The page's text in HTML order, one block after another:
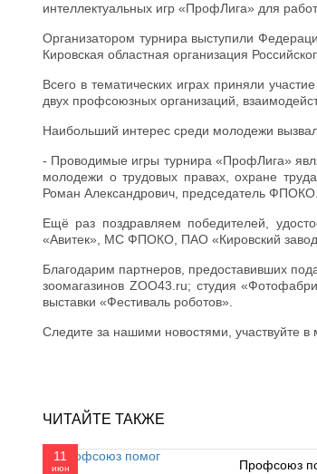
интеллектуальных игр «ПрофЛига» для
Организатором турнира выступили
Кировская областная организация
Всего в тематических играх приняли
двух профсоюзных организаций,
Наибольший интерес среди молодежи
- Проводимые игры турнира «ПрофЛига»
молодежи о трудовых правах, охране
Роман Александрович, председатель ФПОКО.
Ещё раз поздравляем победителей,
«Авитек», МС ФПОКО, ПАО «Кировский
Благодарим партнеров, предоставивших
зоомагазинов ZOO43.ru; студия
выставки «Фестиваль роботов».
Следите за нашими новостями, участвуйте
ЧИТАЙТЕ ТАКЖЕ
11
июн Профсоюз